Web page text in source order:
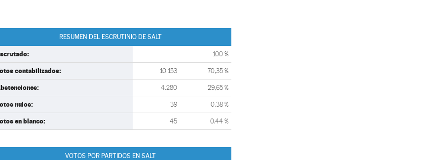
RESUMEN DEL ESCRUTINIO DE SALT
100 %
contabilizados: 10.153 70,35 %
4.280 29,65 %
nulos: 39 0,38 %
en blanco: 45 0,44 %
VOTOS POR PARTIDOS EN SALT